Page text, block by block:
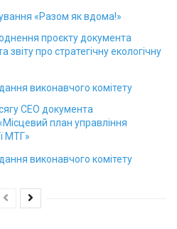
«Разом як вдома!»
проєкту документа
про стратегічну екологічну
виконавчого комітету
СЕО документа
план управління
МТГ»
виконавчого комітету